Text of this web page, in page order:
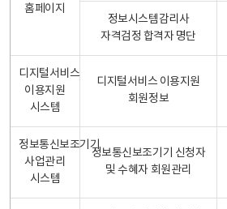
홈페이지
정보시스템감리사
자격검정 합격자 명단
디지털서비스
이용지원
시스템
디지털서비스 이용지원
회원정보
정보통신보조기기
사업관리
시스템
정보통신보조기기 신청자
및 수혜자 회원관리